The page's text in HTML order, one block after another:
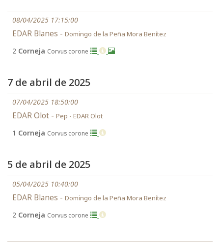
08/04/2025 17:15:00
EDAR Blanes - Domingo de la Peña Mora Benítez
2 Corneja Corvus corone
7 de abril de 2025
07/04/2025 18:50:00
EDAR Olot - Pep - EDAR Olot
1 Corneja Corvus corone
5 de abril de 2025
05/04/2025 10:40:00
EDAR Blanes - Domingo de la Peña Mora Benítez
2 Corneja Corvus corone